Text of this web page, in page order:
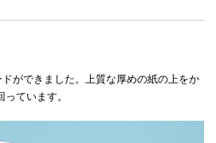
ができました。上質な厚めの紙の上をか
ています。